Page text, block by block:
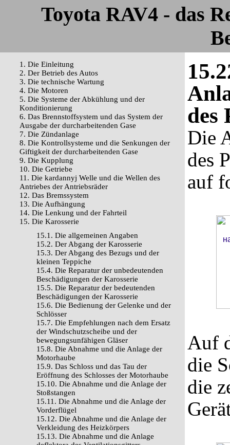
Toyota RAV4 - das
1. Die Einleitung
2. Der Betrieb des Autos
3. Die technische Wartung
4. Die Motoren
5. Die Systeme der Abkühlung und der
Konditionierung
6. Das Brennstoffsystem und das System der
Ausgabe der durcharbeitenden Gase
7. Die Zündanlage
8. Die Kontrollsysteme und die Senkungen der
Giftigkeit der durcharbeitenden Gase
9. Die Kupplung
10. Die Getriebe
11. Die kardannyj Welle und die Wellen des
Antriebes der Antriebsräder
12. Das Bremssystem
13. Die Aufhängung
14. Die Lenkung und der Fahrteil
15. Die Karosserie
15.1. Die allgemeinen Angaben
15.2. Der Abgang der Karosserie
15.3. Der Abgang des Bezugs und der
kleinen Teppiche
15.4. Die Reparatur der unbedeutenden
Beschädigungen der Karosserie
15.5. Die Reparatur der bedeutenden
Beschädigungen der Karosserie
15.6. Die Bedienung der Gelenke und der
Schlösser
15.7. Die Empfehlungen nach dem Ersatz
der Windschutzscheibe und der
bewegungsunfähigen Gläser
15.8. Die Abnahme und die Anlage der
Motorhaube
15.9. Das Schloss und das Tau der
Eröffnung des Schlosses der Motorhaube
15.10. Die Abnahme und die Anlage der
Stoßstangen
15.11. Die Abnahme und die Anlage der
Vorderflügel
15.12. Die Abnahme und die Anlage der
Verkleidung des Heizkörpers
15.13. Die Abnahme und die Anlage
des
Die
des
auf
Auf
die
die